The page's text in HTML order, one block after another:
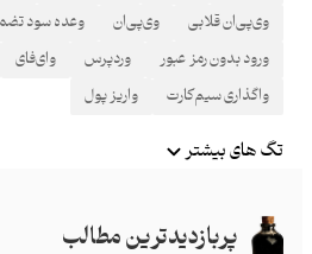
وی‌پی‌ان قلابی
وی‌پی‌ان وعده سود
ورود بدون رمز عبور
وردپرس وای‌فای
واگذاری سیم‌کارت
واریز پول
تگ های بیشتر
پربازدیدترین مطالب